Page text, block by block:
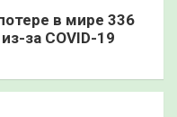
в мире 336
за COVID-19